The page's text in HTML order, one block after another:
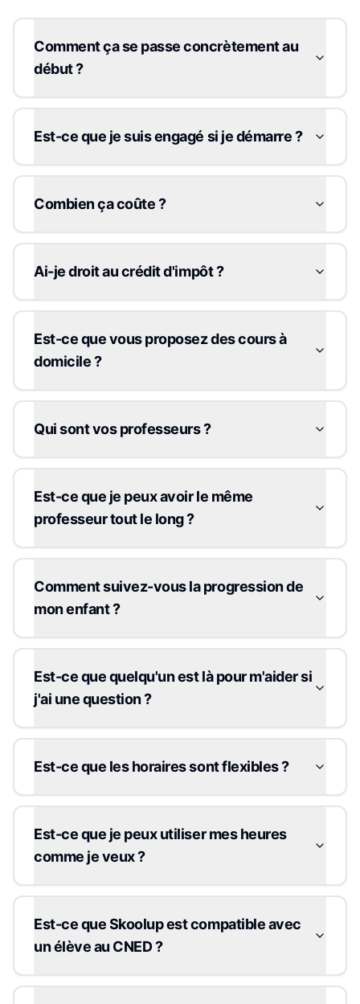
Comment ça se passe concrètement au
début ?
Est-ce que je suis engagé si je démarre ?
Combien ça coûte ?
Ai-je droit au crédit d'impôt ?
Est-ce que vous proposez des cours à
domicile ?
Qui sont vos professeurs ?
Est-ce que je peux avoir le même
professeur tout le long ?
Comment suivez-vous la progression de
mon enfant ?
Est-ce que quelqu'un est là pour m'aider si
j'ai une question ?
Est-ce que les horaires sont flexibles ?
Est-ce que je peux utiliser mes heures
comme je veux ?
Est-ce que Skoolup est compatible avec
un élève au CNED ?